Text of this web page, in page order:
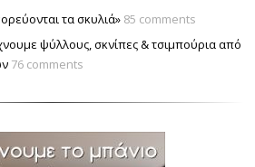
τα σκυλιά» 85 comments
ψύλλους, σκνίπες & τσιμπούρια από
76 comments